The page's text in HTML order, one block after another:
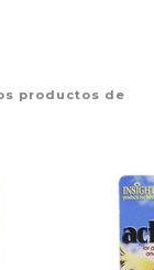
productos de